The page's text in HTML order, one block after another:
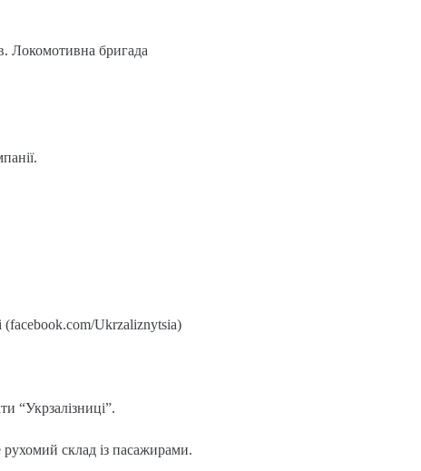
Локомотивна бригада
(facebook.com/Ukrzaliznytsia)
“Укрзалізниці”.
склад із пасажирами.